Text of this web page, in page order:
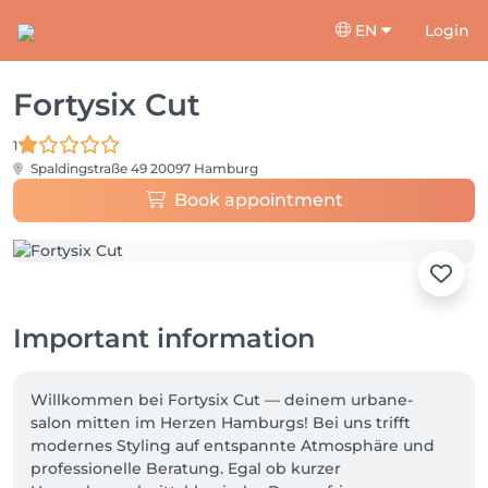
EN Login
Fortysix Cut
1
Spaldingstraße 49 20097 Hamburg
Book appointment
Important information
Willkommen bei Fortysix Cut — deinem urbane-
salon mitten im Herzen Hamburgs! Bei uns trifft
modernes Styling auf entspannte Atmosphäre und
professionelle Beratung. Egal ob kurzer